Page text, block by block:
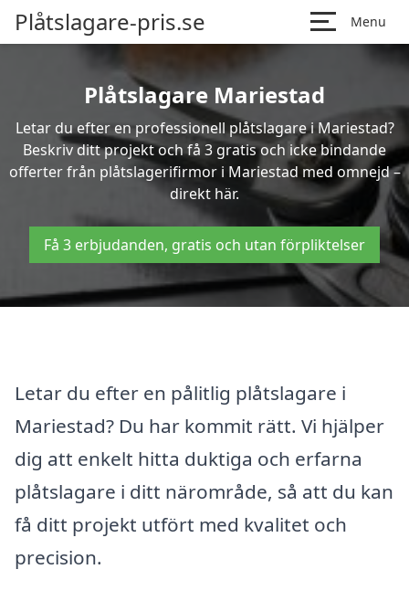
Plåtslagare-pris.se Menu
Plåtslagare Mariestad
Letar du efter en professionell plåtslagare i Mariestad?
Beskriv ditt projekt och få 3 gratis och icke bindande
offerter från plåtslagerifirmor i Mariestad med omnejd –
direkt här.
Få 3 erbjudanden, gratis och utan förpliktelser
Letar du efter en pålitlig plåtslagare i
Mariestad? Du har kommit rätt. Vi hjälper
dig att enkelt hitta duktiga och erfarna
plåtslagare i ditt närområde, så att du kan
få ditt projekt utfört med kvalitet och
precision.